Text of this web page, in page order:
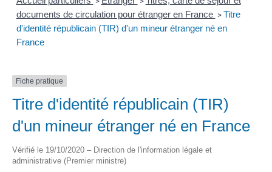
documents de circulation pour étranger en France > Titre
d'identité républicain (TIR) d'un mineur étranger né en
France
Fiche pratique
Titre d'identité républicain (TIR)
d'un mineur étranger né en France
Vérifié le 19/10/2020 – Direction de l'information légale et
administrative (Premier ministre)